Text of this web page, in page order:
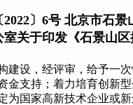
〕6号 北京市石景
室关于印发《石景山区
建设，经评审，给予一
金支持；着力培育创新
为国家高新技术企业或